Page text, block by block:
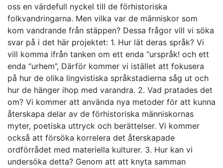
oss en värdefull nyckel till de förhistoriska
folkvandringarna. Men vilka var de människor som
kom vandrande från stäppen? Dessa frågor vill vi söka
svar på i det här projektet: 1. Hur lät deras språk? Vi
vill komma ifrån tanken om ett enda “urspråk! och ett
enda “urhem”, Därför kommer vi istället att fokusera
på hur de olika lingvistiska språkstadierna såg ut och
hur de hänger ihop med varandra. 2. Vad pratades det
om? Vi kommer att använda nya metoder för att kunna
återskapa delar av de förhistoriska människornas
myter, poetiska uttryck och berättelser. Vi kommer
också att försöka korrelera det återskapade
ordförrådet med materiella kulturer. 3. Hur kan vi
undersöka detta? Genom att att knyta samman